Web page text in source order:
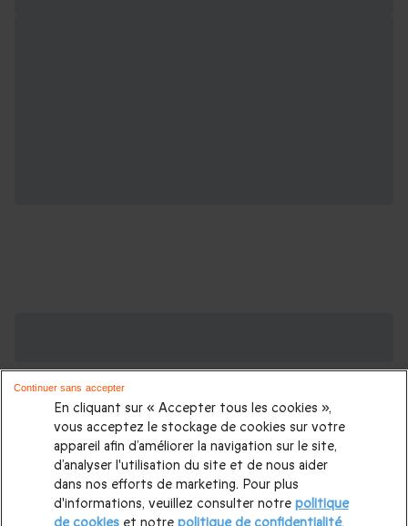
Cadeau anniversaire femme
Coffret cadeau Noël|Cadeau Noël femme|Cadeau Noël
homme|Idée cadeau Femme|Idée cadeau Homme
Cadeau Couple |Cadeaux Fête des Mères |Cadeaux Fête
des Pères|Cadeaux Saint Valentin|Cadeaux Saint Valentin
En cliquant sur « Accepter tous les cookies »,
vous acceptez le stockage de cookies sur votre
appareil afin d’améliorer la navigation sur le site,
d’analyser l'utilisation du site et de nous aider
dans nos efforts de marketing. Pour plus
d'informations, veuillez consulter notre politique
Continuer sans accepter